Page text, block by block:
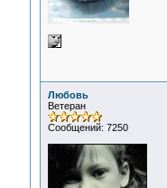
Любовь
Ветеран
Сообщений: 7250